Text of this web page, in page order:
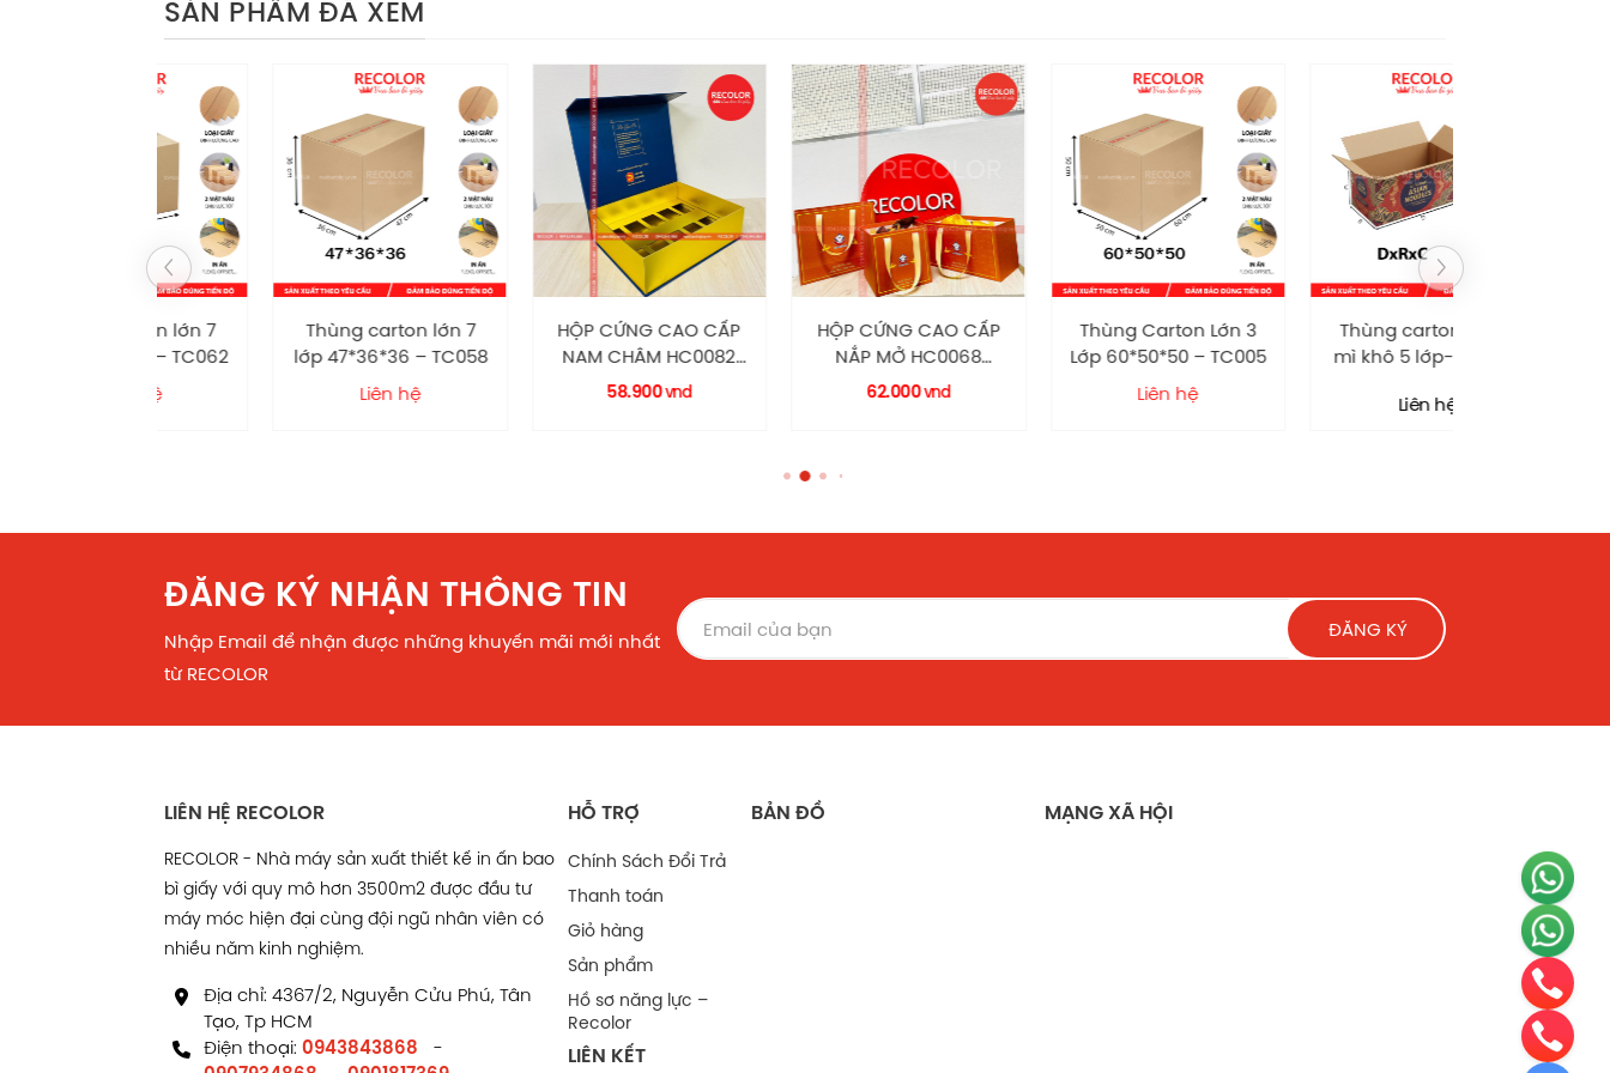
SẢN PHẨM ĐÃ XEM
Thùng carton lớn 7
lớp 47*36*36 – TC058
HỘP CỨNG CAO CẤP
NAM CHÂM HC0082
HỘP CỨNG CAO CẤP
NẮP MỞ HC0068
Thùng Carton Lớn 3
Lớp 60*50*50 – TC005
Thùng carton đựng
mì khô 5 lớp-TCP006
ĐĂNG KÝ NHẬN THÔNG TIN
Nhập Email để nhận được những khuyến mãi mới nhất
từ RECOLOR
ĐĂNG KÝ
LIÊN HỆ RECOLOR
RECOLOR - Nhà máy sản xuất thiết kế in ấn bao
bì giấy với quy mô hơn 3500m2 được đầu tư
máy móc hiện đại cùng đội ngũ nhân viên có
nhiều năm kinh nghiệm.
Địa chỉ: 4367/2, Nguyễn Cửu Phú, Tân
Tạo, Tp HCM
Điện thoại: 0943843868
-
HỖ TRỢ
Chính Sách Đổi Trả
Thanh toán
Giỏ hàng
Sản phẩm
Hồ sơ năng lực –
Recolor
LIÊN KẾT
BẢN ĐỒ MẠNG XÃ HỘI